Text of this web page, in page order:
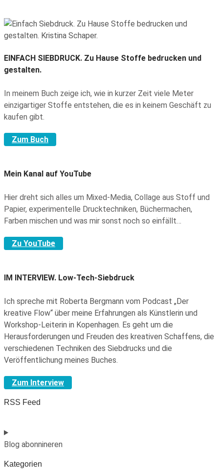
EINFACH SIEBDRUCK. Zu Hause Stoffe bedrucken und
gestalten.
In meinem Buch zeige ich, wie in kurzer Zeit viele Meter
einzigartiger Stoffe entstehen, die es in keinem Geschäft zu
kaufen gibt.
Zum Buch
Mein Kanal auf YouTube
Hier dreht sich alles um Mixed-Media, Collage aus Stoff und
Papier, experimentelle Drucktechniken, Büchermachen,
Farben mischen und was mir sonst noch so einfällt…
Zu YouTube
IM INTERVIEW. Low-Tech-Siebdruck
Ich spreche mit Roberta Bergmann vom Podcast „Der
kreative Flow“ über meine Erfahrungen als Künstlerin und
Workshop-Leiterin in Kopenhagen. Es geht um die
Herausforderungen und Freuden des kreativen Schaffens, die
verschiedenen Techniken des Siebdrucks und die
Veröffentlichung meines Buches.
Zum Interview
RSS Feed
Blog abonnineren
Kategorien